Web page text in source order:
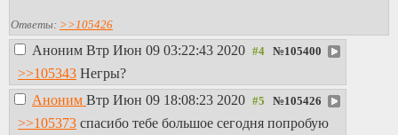
Ответы: >>105426
Аноним Втр Июн 09 03:22:43 2020 №105400
>>105343 Негры?
Аноним Втр Июн 09 18:08:23 2020 №105426
>>105373 спасибо тебе большое сегодня попробую